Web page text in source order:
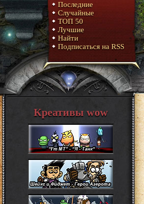
Последние
Случайные
ТОП 50
Лучшие
Найти
Подписаться на RSS
Креативы wow